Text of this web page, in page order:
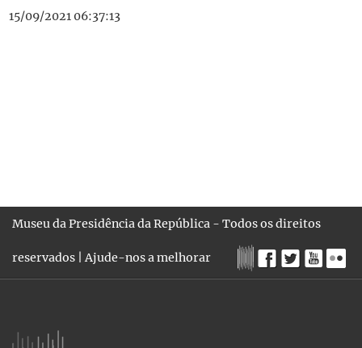
15/09/2021 06:37:13
Museu da Presidência da República - Todos os direitos
reservados |Ajude-nos a melhorar